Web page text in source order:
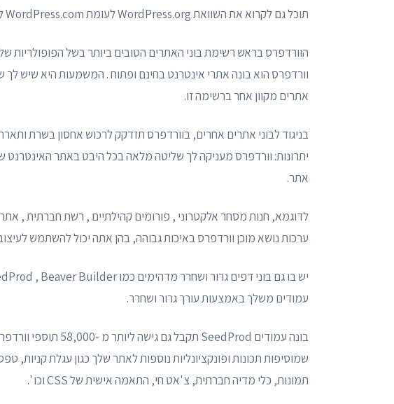
תוכל גם לקרוא את השוואת WordPress.org לעומת WordPress.com לקבלת פרטים נוספים.
הוורדפרס בראש רשימת בוני האתרים הטובים ביותר בשל הפופולריות
וורדפרס הוא בונה אתרי אינטרנט בחינם ופתוח . המשמעות היא שיש
אתרים מקוון אחר ברשימה זו.
בניגוד לבוני אתרים אחרים, בוורדפרס תזדקק לרכוש אחסון בשרת
יתרונות: וורדפרס מעניקה לך שליטה מלאה בכל היבט באתר האינטרנט
אתר.
לדוגמא, חנות מסחר אלקטרוני , פורומים קהילתיים , רשת חברתית ,
ערכות נושא מוכן וורדפרס באיכות גבוהה, בהן אתה יכול להשתמש
עמודים משלך באמצעות עורך גרור ושחרר.
תמונות, כלי מדיה חברתית, צ'אט חי, התאמה אישית של CSS וכו '.